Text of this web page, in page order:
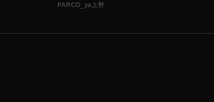
PARCO_ya上野